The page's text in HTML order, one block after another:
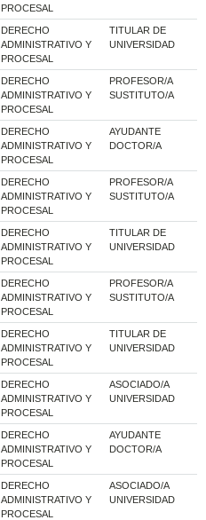
PROCESAL
DERECHO
ADMINISTRATIVO Y
PROCESAL
TITULAR DE
UNIVERSIDAD
DERECHO
ADMINISTRATIVO Y
PROCESAL
PROFESOR/A
SUSTITUTO/A
DERECHO
ADMINISTRATIVO Y
PROCESAL
AYUDANTE
DOCTOR/A
DERECHO
ADMINISTRATIVO Y
PROCESAL
PROFESOR/A
SUSTITUTO/A
DERECHO
ADMINISTRATIVO Y
PROCESAL
TITULAR DE
UNIVERSIDAD
DERECHO
ADMINISTRATIVO Y
PROCESAL
PROFESOR/A
SUSTITUTO/A
DERECHO
ADMINISTRATIVO Y
PROCESAL
TITULAR DE
UNIVERSIDAD
DERECHO
ADMINISTRATIVO Y
PROCESAL
ASOCIADO/A
UNIVERSIDAD
DERECHO
ADMINISTRATIVO Y
PROCESAL
AYUDANTE
DOCTOR/A
DERECHO
ADMINISTRATIVO Y
PROCESAL
ASOCIADO/A
UNIVERSIDAD